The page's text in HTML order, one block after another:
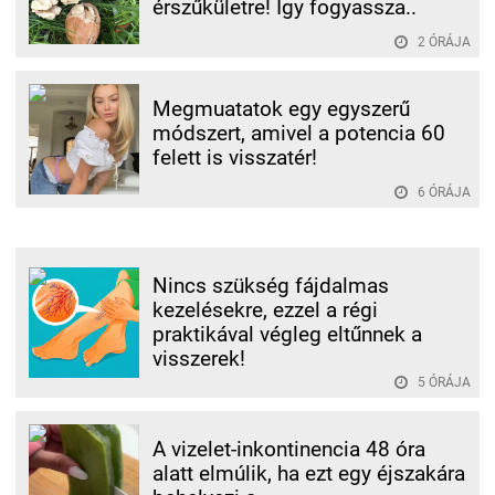
érszűkületre! Így fogyassza..
2 ÓRÁJA
Megmuatatok egy egyszerű
módszert, amivel a potencia 60
felett is visszatér!
6 ÓRÁJA
Nincs szükség fájdalmas
kezelésekre, ezzel a régi
praktikával végleg eltűnnek a
visszerek!
5 ÓRÁJA
A vizelet-inkontinencia 48 óra
alatt elmúlik, ha ezt egy éjszakára